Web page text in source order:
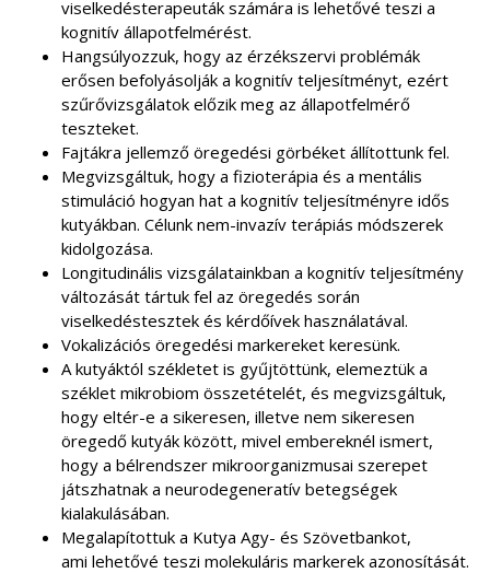
viselkedésterapeuták számára is lehetővé teszi a
kognitív állapotfelmérést.
Hangsúlyozzuk, hogy az érzékszervi problémák
erősen befolyásolják a kognitív teljesítményt, ezért
szűrővizsgálatok előzik meg az állapotfelmérő
teszteket.
Fajtákra jellemző öregedési görbéket állítottunk fel.
Megvizsgáltuk, hogy a fizioterápia és a mentális
stimuláció hogyan hat a kognitív teljesítményre idős
kutyákban. Célunk nem-invazív terápiás módszerek
kidolgozása.
Longitudinális vizsgálatainkban a kognitív teljesítmény
változását tártuk fel az öregedés során
viselkedéstesztek és kérdőívek használatával.
Vokalizációs öregedési markereket keresünk.
A kutyáktól székletet is gyűjtöttünk, elemeztük a
széklet mikrobiom összetételét, és megvizsgáltuk,
hogy eltér-e a sikeresen, illetve nem sikeresen
öregedő kutyák között, mivel embereknél ismert,
hogy a bélrendszer mikroorganizmusai szerepet
játszhatnak a neurodegeneratív betegségek
kialakulásában.
Megalapítottuk a Kutya Agy- és Szövetbankot,
ami lehetővé teszi molekuláris markerek azonosítását.